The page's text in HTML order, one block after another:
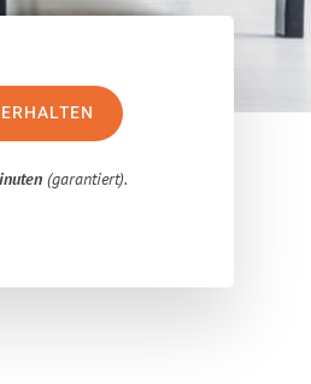
(garantiert).